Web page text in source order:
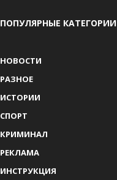
ПОПУЛЯРНЫЕ КАТЕГОРИИ
НОВОСТИ
РАЗНОЕ
ИСТОРИИ
СПОРТ
КРИМИНАЛ
РЕКЛАМА
ИНСТРУКЦИЯ